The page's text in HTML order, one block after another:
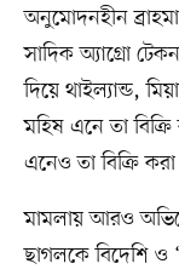
অনুমোদনহীন
সাদিক অ্যাগ্রো
দিয়ে থাইল্যান্ড,
মহিষ এনে তা
এনেও তা বিক্রি
মামলায় আরও
ছাগলকে বিদেশি ও